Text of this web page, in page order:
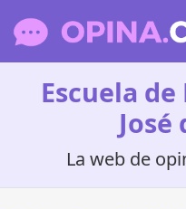
Escuela
José
La web de